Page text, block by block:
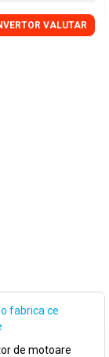
VALUTAR
fabrica ce
de motoare